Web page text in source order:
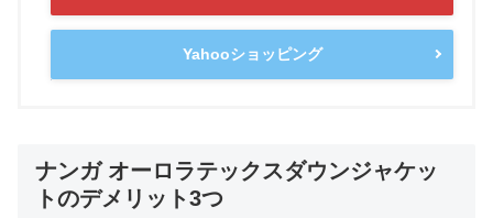
Yahooショッピング
ナンガ オーロラテックスダウンジャケッ
トのデメリット3つ